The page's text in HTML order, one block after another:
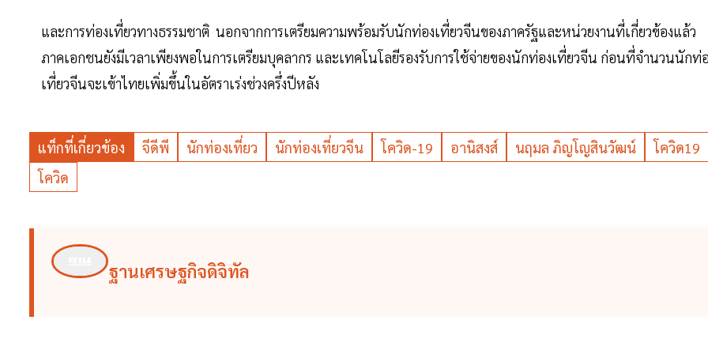
และการท่องเที่ยวทางธรรมชาติ นอกจากการเตรียมความพร้อมรับนักท่องเที่ยวจีนของภาครัฐและหน่วยงานที่เกี่ยวข้องแล้ว
ภาคเอกชนยังมีเวลาเพียงพอในการเตรียมบุคลากร และเทคโนโลยีรองรับการใช้จ่ายของนักท่องเที่ยวจีน ก่อนที่จำนวนนักท่
เที่ยวจีนจะเข้าไทยเพิ่มขึ้นในอัตราเร่งช่วงครึ่งปีหลัง
แท็กที่เกี่ยวข้อง จีดีพี นักท่องเที่ยว นักท่องเที่ยวจีน โควิด-19 อานิสงส์ นฤมล ภิญโญสินวัฒน์
โควิด19
โควิด
ฐานเศรษฐกิจดิจิทัล